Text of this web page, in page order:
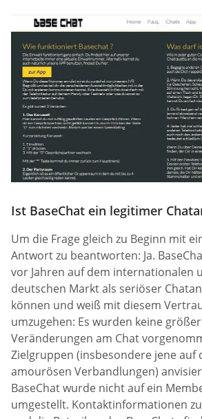
Ist BaseChat ein legitimer
Um die Frage gleich zu Beginn mit
Antwort zu beantworten: Ja.
vor Jahren auf dem internationalen
deutschen Markt als seriöser
können und weiß mit diesem
umzugehen: Es wurden keine
Veränderungen am Chat
Zielgruppen (insbesondere jene auf
amourösen Verbandlungen)
BaseChat wurde nicht auf ein
umgestellt. Kontaktinformationen